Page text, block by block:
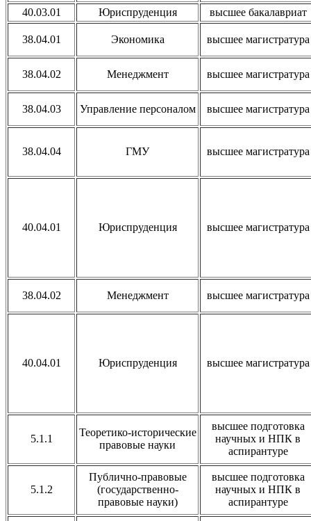
40.03.01
Юриспруденция высшее бакалавриат
38.04.01 Экономика высшее магистратура
38.04.02 Менеджмент высшее магистратура
38.04.03 Управление персоналом высшее магистратура
38.04.04 ГМУ высшее магистратура
40.04.01 Юриспруденция высшее магистратура
38.04.02 Менеджмент высшее магистратура
40.04.01 Юриспруденция высшее магистратура
5.1.1
Теоретико-исторические
правовые науки
высшее подготовка
научных и НПК в
аспирантуре
5.1.2
Публично-правовые
(государственно-
правовые науки)
высшее подготовка
научных и НПК в
аспирантуре